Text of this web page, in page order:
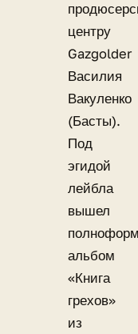
центру
Gazgolder
Василия
Вакуленко
(Басты).
Под
эгидой
лейбла
вышел
альбом
«Книга
грехов»
из